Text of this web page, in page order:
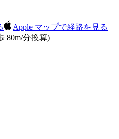
Apple マップで経路を見る
80m/分換算)